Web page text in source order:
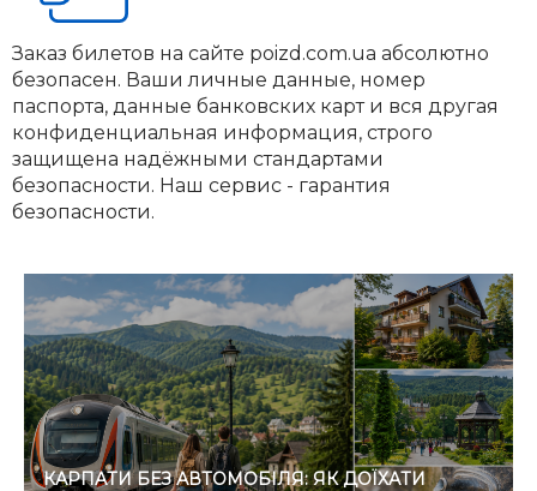
Заказ билетов на сайте poizd.com.ua абсолютно
безопасен. Ваши личные данные, номер
паспорта, данные банковских карт и вся другая
конфиденциальная информация, строго
защищена надёжными стандартами
безопасности. Наш сервис - гарантия
безопасности.
КАРПАТИ БЕЗ АВТОМОБІЛЯ: ЯК ДОЇХАТИ